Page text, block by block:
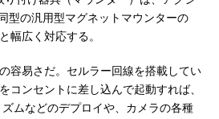
型の汎用型マグネットマウンターの
幅広く対応する。
容易さだ。セルラー回線を搭載してい
コンセントに差し込んで起動すれば、
ムなどのデプロイや、カメラの各種